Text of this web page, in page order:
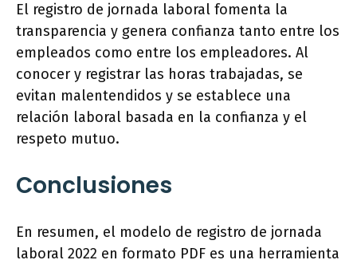
El registro de jornada laboral fomenta la
transparencia y genera confianza tanto entre los
empleados como entre los empleadores. Al
conocer y registrar las horas trabajadas, se
evitan malentendidos y se establece una
relación laboral basada en la confianza y el
respeto mutuo.
Conclusiones
En resumen, el modelo de registro de jornada
laboral 2022 en formato PDF es una herramienta